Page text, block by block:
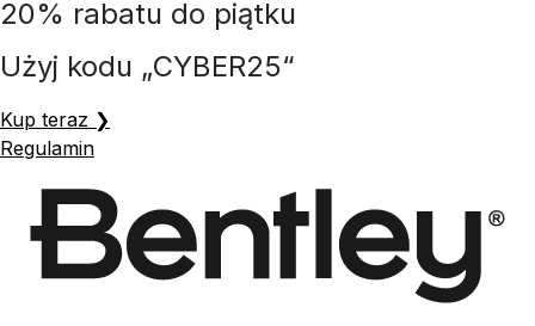
Przejdź
treści
20% rabatu do piątku
Użyj kodu „CYBER25“
Kup teraz ❯
Regulamin